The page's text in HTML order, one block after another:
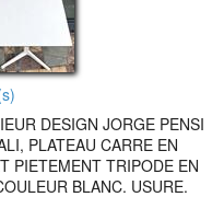
DESIGN JORGE PENSI
PLATEAU CARRE EN
PIETEMENT TRIPODE EN
BLANC. USURE.